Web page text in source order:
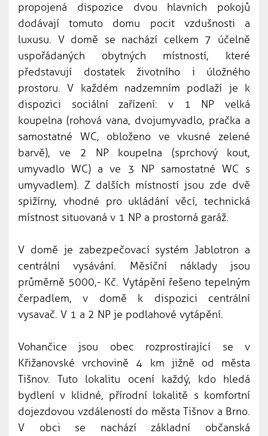
propojená dispozice dvou hlavních pokojů
dodávají tomuto domu pocit vzdušnosti a
luxusu. V domě se nachází celkem 7 účelně
uspořádaných obytných místností, které
představují dostatek životního i úložného
prostoru. V každém nadzemním podlaží je k
dispozici sociální zařízení: v 1 NP velká
koupelna (rohová vana, dvojumyvadlo, pračka a
samostatné WC, obloženo ve vkusné zelené
barvě), ve 2 NP koupelna (sprchový kout,
umyvadlo WC) a ve 3 NP samostatné WC s
umyvadlem). Z dalších místností jsou zde dvě
spižírny, vhodné pro ukládání věcí, technická
místnost situovaná v 1 NP a prostorná garáž.
V domě je zabezpečovací systém Jablotron a
centrální vysávání. Měsíční náklady jsou
průměrně 5000,- Kč. Vytápění řešeno tepelným
čerpadlem, v domě k dispozici centrální
vysavač. V 1 a 2 NP je podlahové vytápění.
Vohančice jsou obec rozprostírající se v
Křižanovské vrchovině 4 km jižně od města
Tišnov. Tuto lokalitu ocení každý, kdo hledá
bydlení v klidné, přírodní lokalitě s komfortní
dojezdovou vzdáleností do města Tišnov a Brno.
V obci se nachází základní občanská